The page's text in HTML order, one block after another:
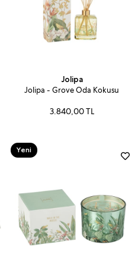
Jolipa
Jolipa - Grove Oda Kokusu
3.840,00 TL
Yeni